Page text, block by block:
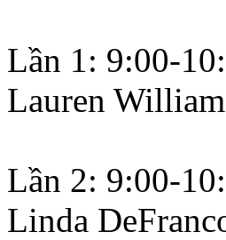
Lần 1: 9:00-
Lauren
Lần 2: 9:00-
Linda